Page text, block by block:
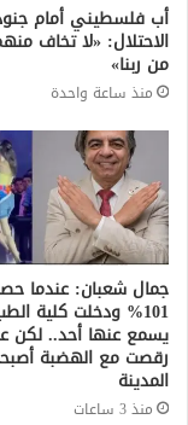
أب فلسطيني أمام
الاحتلال: «لا تخاف
من ربنا»
منذ ساعة واحدة
جمال شعبان: عندما
101% ودخلت كلية
يسمع عنها أحد.. لكن
رقصت مع الهضبة
المدينة
منذ 3 ساعات